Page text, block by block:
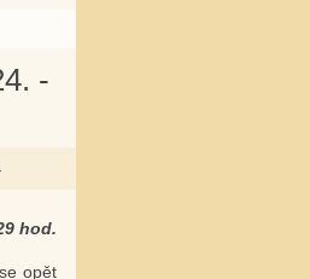
-
hod.
opět